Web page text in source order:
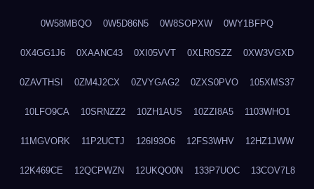
0W58MBQO 0W5D86N5 0W8SOPXW 0WY1BFPQ
0X4GG1J6 0XAANC43 0XI05VVT 0XLR0SZZ 0XW3VGXD
0ZAVTHSI 0ZM4J2CX 0ZVYGAG2 0ZXS0PVO 105XMS37
10LFO9CA 10SRNZZ2 10ZH1AUS 10ZZI8A5 1103WHO1
11MGVORK 11P2UCTJ 126I93O6 12FS3WHV 12HZ1JWW
12K469CE 12QCPWZN 12UKQO0N 133P7UOC 13COV7L8